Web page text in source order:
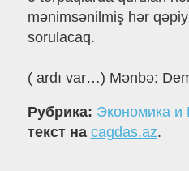
mənimsənilmiş hər
sorulacaq.
( ardı var…) Mənbə:
Рубрика: Экономика и
текст на cagdas.az.